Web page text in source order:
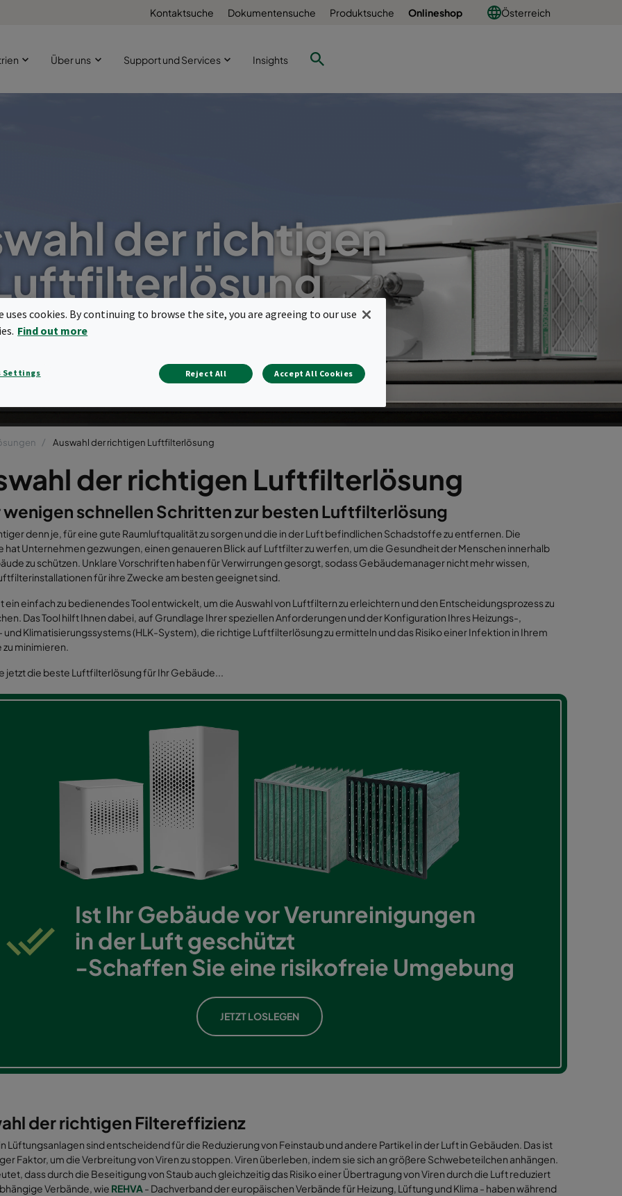
Kontaktsuche Dokumentensuche Produktsuche Onlineshop Österreich
Über uns Support und Services Insights
der richtigen
Auswahl der richtigen Luftfilterlösung
der richtigen Luftfilterlösung
wenigen schnellen Schritten zur besten Luftfilterlösung
denn je, für eine gute Raumluftqualität zu sorgen und die in der Luft befindlichen Schadstoffe zu entfernen. Die
hat Unternehmen gezwungen, einen genaueren Blick auf Luftfilter zu werfen, um die Gesundheit der Menschen innerhalb
zu schützen. Unklare Vorschriften haben für Verwirrungen gesorgt, sodass Gebäudemanager nicht mehr wissen,
für ihre Zwecke am besten geeignet sind.
ein einfach zu bedienendes Tool entwickelt, um die Auswahl von Luftfiltern zu erleichtern und den Entscheidungsprozess zu
Das Tool hilft Ihnen dabei, auf Grundlage Ihrer speziellen Anforderungen und der Konfiguration Ihres Heizungs-,
Klimatisierungssystems (HLK-System), die richtige Luftfilterlösung zu ermitteln und das Risiko einer Infektion in Ihrem
minimieren.
jetzt die beste Luftfilterlösung für Ihr Gebäude...
Ist Ihr Gebäude vor Verunreinigungen
in der Luft geschützt
-Schaffen Sie eine risikofreie Umgebung
JETZT LOSLEGEN
der richtigen Filtereffizienz
Lüftungsanlagen sind entscheidend für die Reduzierung von Feinstaub und andere Partikel in der Luft in Gebäuden. Das ist
Faktor, um die Verbreitung von Viren zu stoppen. Viren überleben, indem sie sich an größere Schwebeteilchen anhängen.
dass durch die Beseitigung von Staub auch gleichzeitig das Risiko einer Übertragung von Viren durch die Luft reduziert
Verbände, wie REHVA- Dachverband der europäischen Verbände für Heizung, Lüftung und Klima - haben während
uses cookies. By continuing to browse the site, you are agreeing to our use
Find out more
Settings Reject All Accept All Cookies